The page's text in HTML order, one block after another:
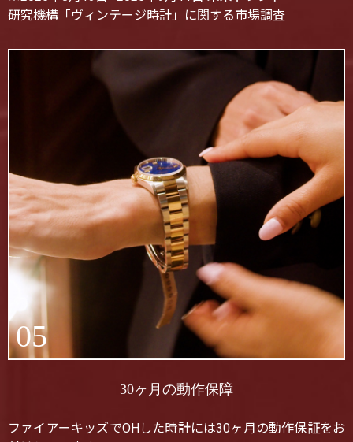
研究機構「ヴィンテージ時計」に関する市場調査
05
30ヶ月の動作保障
ファイアーキッズでOHした時計には30ヶ月の動作保証をお